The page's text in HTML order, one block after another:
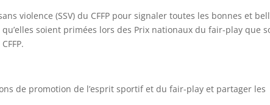
violence (SSV) du CFFP pour signaler toutes les bonnes et
soient primées lors des Prix nationaux du fair-play que
de promotion de l’esprit sportif et du fair-play et partager les